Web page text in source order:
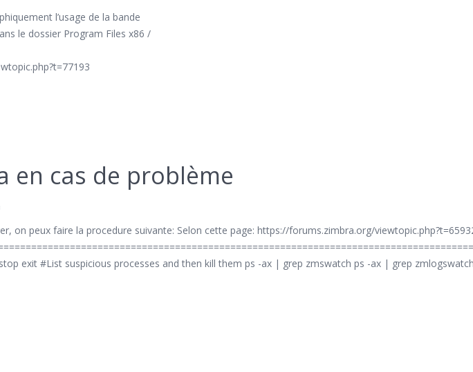
l’usage de la bande
le dossier Program Files x86 /
en cas de problème
on peux faire la procedure suivante: Selon cette page: https://forums.zimbra.org/
exit #List suspicious processes and then kill them ps -ax | grep zmswatch ps -ax | grep